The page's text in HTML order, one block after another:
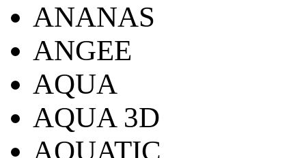
ANANAS
ANGEE
AQUA
AQUA 3D
AQUATIC